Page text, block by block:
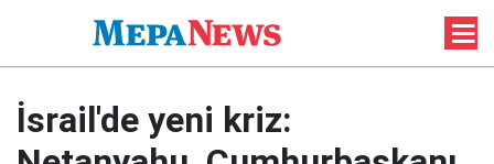
İsrail'de yeni kriz: